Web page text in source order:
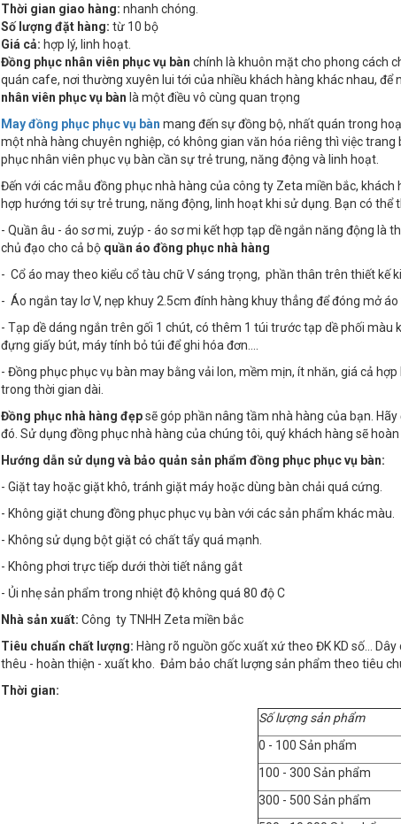
Thời gian giao hàng: nhanh chóng.
Số lượng đặt hàng: từ 10 bộ
Giá cả: hợp lý, linh hoạt.
Đồng phục nhân viên phục vụ bàn chính là khuôn mặt cho phong cách
quán cafe, nơi thường xuyên lui tới của nhiều khách hàng khác nhau,
nhân viên phục vụ bàn là một điều vô cùng quan trọng
May đồng phục phục vụ bàn mang đến sự đồng bộ, nhất quán trong
một nhà hàng chuyên nghiệp, có không gian văn hóa riêng thì việc
phục nhân viên phục vụ bàn cần sự trẻ trung, năng động và linh hoạt.
Đến với các mẫu đồng phục nhà hàng của công ty Zeta miền bắc, khách
hợp hướng tới sự trẻ trung, năng động, linh hoạt khi sử dụng. Bạn có
- Quần âu - áo sơ mi, zuýp - áo sơ mi kết hợp tạp dề ngắn năng động là
chủ đạo cho cả bộ quần áo đồng phục nhà hàng
- Cổ áo may theo kiểu cổ tàu chữ V sáng trọng, phần thân trên thiết kế
- Áo ngắn tay lơ V, nẹp khuy 2.5cm đính hàng khuy thẳng để đóng mở
- Tạp dề dáng ngắn trên gối 1 chút, có thêm 1 túi trước tạp dề phối
đựng giấy bút, máy tính bỏ túi để ghi hóa đơn….
- Đồng phục phục vụ bàn may bằng vải lon, mềm mịn, ít nhăn, giá cả
trong thời gian dài.
Đồng phục nhà hàng đẹpsẽ góp phần nâng tầm nhà hàng của bạn.
đó. Sử dụng đồng phục nhà hàng của chúng tôi, quý khách hàng sẽ
Hướng dẫn sử dụng và bảo quản sản phẩm đồng phục phục vụ bàn:
- Giặt tay hoặc giặt khô, tránh giặt máy hoặc dùng bàn chải quá cứng.
- Không giặt chung đồng phục phục vụ bàn với các sản phẩm khác màu.
- Không sử dụng bột giặt có chất tẩy quá mạnh.
- Không phơi trực tiếp dưới thời tiết nắng gắt
- Ủi nhẹ sản phẩm trong nhiệt độ không quá 80 độ C
Nhà sản xuất: Công ty TNHH Zeta miền bắc
Tiêu chuẩn chất lượng: Hàng rõ nguồn gốc xuất xứ theo ĐK KD số…
thêu - hoàn thiện - xuất kho. Đảm bảo chất lượng sản phẩm theo tiêu
Thời gian:
Số lượng sản phẩm
0 - 100 Sản phẩm
100 - 300 Sản phẩm
300 - 500 Sản phẩm